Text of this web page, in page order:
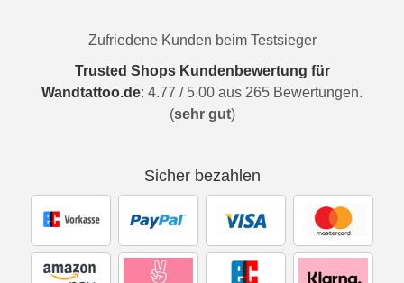
Zufriedene Kunden beim Testsieger
Trusted Shops Kundenbewertung für
Wandtattoo.de: 4.77 / 5.00 aus 265 Bewertungen.
(sehr gut)
Sicher bezahlen